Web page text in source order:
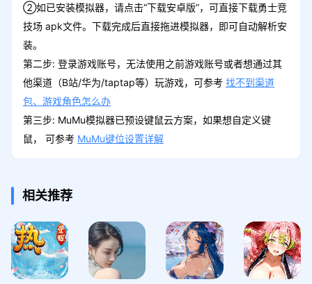
②如已安装模拟器，请点击“下载安卓版”，可直接下载勇士竞
技场 apk文件。下载完成后直接拖进模拟器，即可自动解析安
装。
第二步: 登录游戏账号，无法使用之前游戏账号或者想通过其
他渠道（B站/华为/taptap等）玩游戏，可参考 找不到渠道
包、游戏角色怎么办
第三步: MuMu模拟器已预设键鼠云方案，如果想自定义键
鼠， 可参考 MuMu键位设置详解
相关推荐